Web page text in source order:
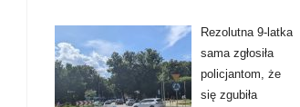
Rezolutna 9-latka
sama zgłosiła
policjantom, że
się zgubiła